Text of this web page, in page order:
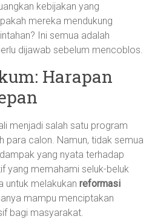
kebijakan yang
mereka mendukung
Ini semua adalah
dijawab sebelum mencoblos.
Harapan
menjadi salah satu program
para calon. Namun, tidak semua
yang nyata terhadap
yang memahami seluk-beluk
untuk melakukanreformasi
mampu menciptakan
bagi masyarakat.